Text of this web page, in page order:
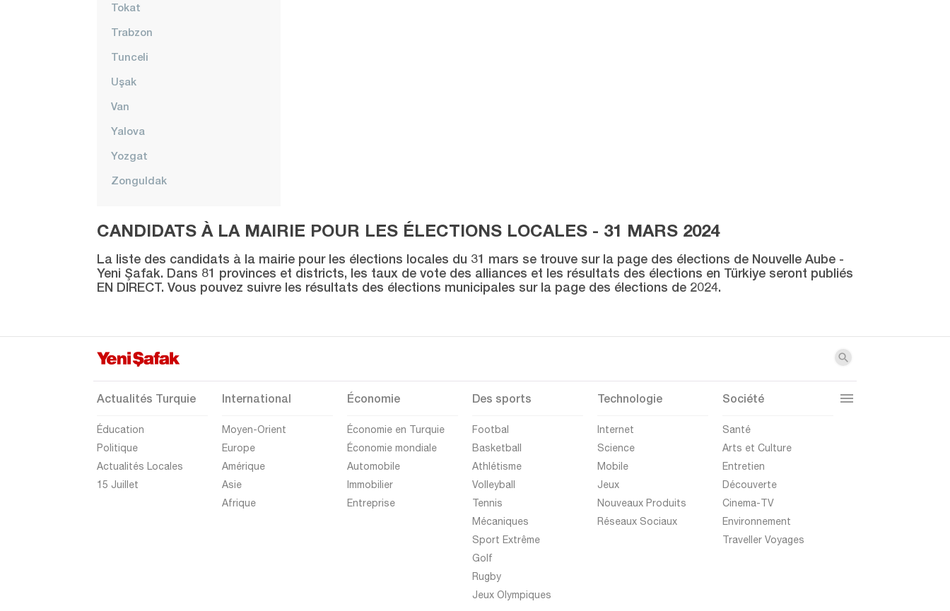
Tokat
Trabzon
Tunceli
Uşak
Van
Yalova
Yozgat
Zonguldak
CANDIDATS À LA MAIRIE POUR LES ÉLECTIONS LOCALES - 31 MARS 2024
La liste des candidats à la mairie pour les élections locales du 31 mars se trouve sur la page des élections de Nouvelle Aube -
Yeni Şafak. Dans 81 provinces et districts, les taux de vote des alliances et les résultats des élections en Türkiye seront publiés
EN DIRECT. Vous pouvez suivre les résultats des élections municipales sur la page des élections de 2024.
Actualités Turquie
Éducation
Politique
Actualités Locales
15 Juillet
International
Moyen-Orient
Europe
Amérique
Asie
Afrique
Économie
Économie en Turquie
Économie mondiale
Automobile
Immobilier
Entreprise
Des sports
Footbal
Basketball
Athlétisme
Volleyball
Tennis
Mécaniques
Sport Extrême
Golf
Rugby
Jeux Olympiques
Technologie
Internet
Science
Mobile
Jeux
Nouveaux Produits
Réseaux Sociaux
Société
Santé
Arts et Culture
Entretien
Découverte
Cinema-TV
Environnement
Traveller Voyages